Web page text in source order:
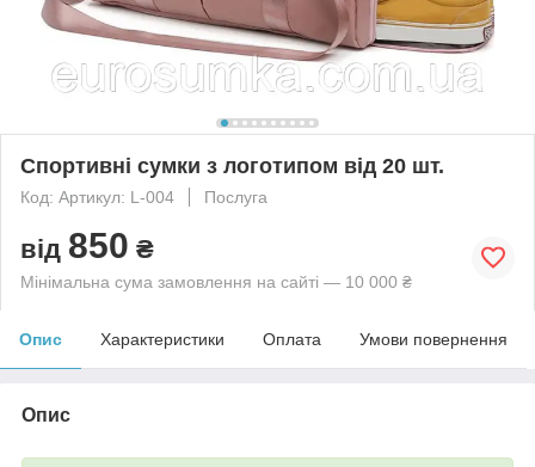
Спортивні сумки з логотипом від 20 шт.
Код: Артикул: L-004 Послуга
від 850 ₴
Мінімальна сума замовлення на сайті — 10 000 ₴
Опис Характеристики Оплата Умови повернення
Опис